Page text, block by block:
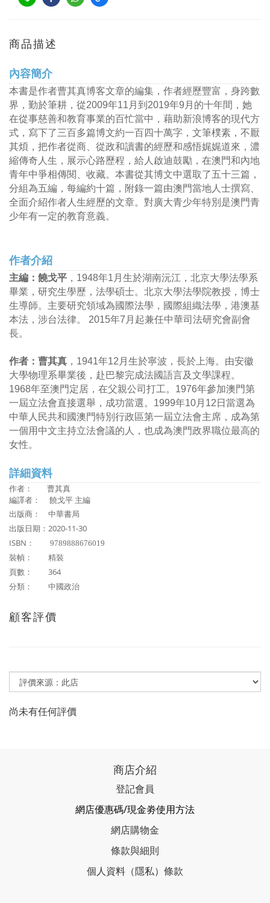
商品描述
內容簡介
本書是作者曹其真博客文章的編集，作者經歷豐富，身跨數
界，勤於筆耕，從2009年11月到2019年9月的十年間，她
在從事慈善和教育事業的百忙當中，藉助新浪博客的現代方
式，寫下了三百多篇博文約一百四十萬字，文筆樸素，不厭
其煩，把作者從商、從政和讀書的經歷和感悟娓娓道來，濃
縮傳奇人生，展示心路歷程，給人啟迪鼓勵，在澳門和內地
青年中爭相傳閱、收藏。本書從其博文中選取了五十三篇，
分組為五編，每編約十篇，附錄一篇由澳門當地人士撰寫、
全面介紹作者人生經歷的文章。對廣大青少年特別是澳門青
少年有一定的教育意義。
作者介紹
主編：饒戈平 ，1948年1月生於湖南沅江，北京大學法學系
畢業，研究生學歷，法學碩士。北京大學法學院教授，博士
生導師。主要研究領域為國際法學，國際組織法學，港澳基
本法，涉台法律。 2015年7月起兼任中華司法研究會副會
長。
作者：曹其真 ，1941年12月生於寧波，長於上海。由安徽
大學物理系畢業後，赴巴黎完成法國語言及文學課程。
1968年至澳門定居，在父親公司打工。1976年參加澳門第
一屆立法會直接選舉，成功當選。1999年10月12日當選為
中華人民共和國澳門特別行政區第一屆立法會主席，成為第
一個用中文主持立法會議的人，也成為澳門政界職位最高的
女性。
詳細資料
作者： 曹其真
編譯者： 饒戈平 主編
出版商： 中華書局
出版日期：2020-11-30
ISBN： 9789888676019
裝幀： 精裝
頁數： 364
分類： 中國政治
顧客評價
尚未有任何評價
商店介紹
登記會員
網店優惠碼/現金劵使用方法
網店購物金
條款與細則
個人資料（隱私）條款